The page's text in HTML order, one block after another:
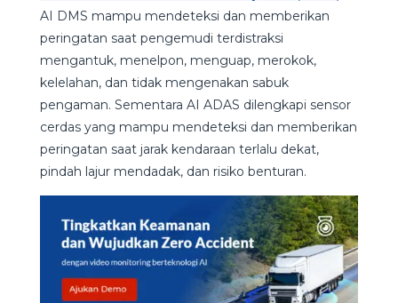
AI DMS mampu mendeteksi dan memberikan
peringatan saat pengemudi terdistraksi
mengantuk, menelpon, menguap, merokok,
kelelahan, dan tidak mengenakan sabuk
pengaman. Sementara AI ADAS dilengkapi sensor
cerdas yang mampu mendeteksi dan memberikan
peringatan saat jarak kendaraan terlalu dekat,
pindah lajur mendadak, dan risiko benturan.